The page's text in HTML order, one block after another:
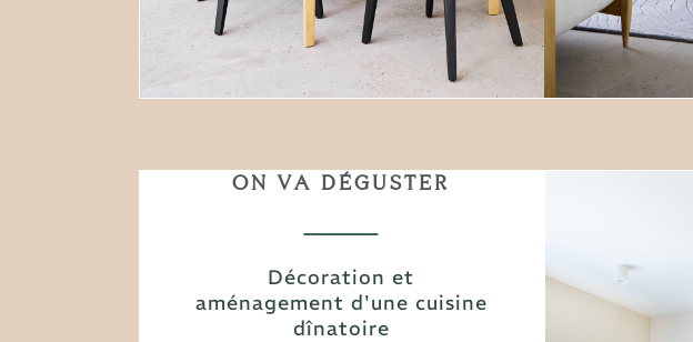
ON VA DÉGUSTER
Décoration et
aménagement d'une cuisine
dînatoire